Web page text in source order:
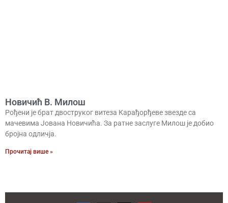
Новичић В. Милош
Рођени је брат двоструког витеза Карађорђеве звезде са
мачевима Јована Новичића. За ратне заслуге Милош је добио
бројна одличја.
Прочитај више »